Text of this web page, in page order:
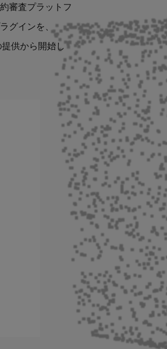
審査プラットフ
インを、
供から開始し